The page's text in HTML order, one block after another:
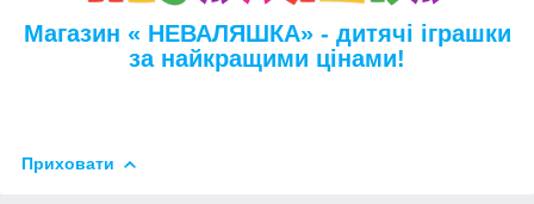
Магазин « НЕВАЛЯШКА» - дитячі іграшки
за найкращими цінами!
Приховати